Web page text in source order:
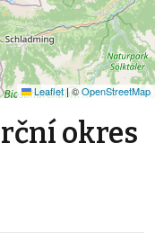
Leaflet|©OpenStreetMap
okres